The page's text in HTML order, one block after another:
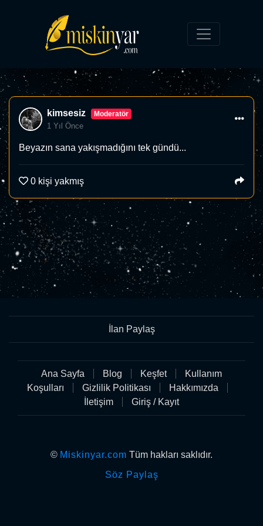
kimsesiz Moderatör
1 Yıl Önce
Beyazın sana yakışmadığını tek gündü...
0 kişi yakmış
İlan Paylaş
Ana Sayfa Blog Keşfet
Kullanım
Koşulları
Gizlilik Politikası
Hakkımızda
İletişim
Giriş / Kayıt
© Miskinyar.com Tüm hakları saklıdır.
Söz Paylaş